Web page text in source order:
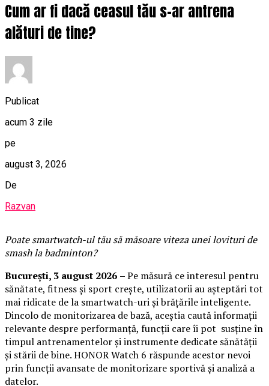
Cum ar fi dacă ceasul tău s-ar antrena
alături de tine?
Publicat
acum 3 zile
pe
august 3, 2026
De
Razvan
Poate smartwatch-ul tăusă măsoare viteza unei lovituri de
smash la badminton?
București, 3 august 2026 –Pe măsură ce interesul pentru
sănătate, fitness și sport crește, utilizatorii au așteptări tot
mai ridicate de la smartwatch-uri și brățările inteligente.
Dincolo de monitorizarea de bază, aceștia caută informații
relevante despre performanță, funcții care îi pot susține în
timpul antrenamentelor și instrumente dedicate sănătății
și stării de bine. HONOR Watch 6 răspunde acestor nevoi
prin funcții avansate de monitorizare sportivă și analiză a
datelor.